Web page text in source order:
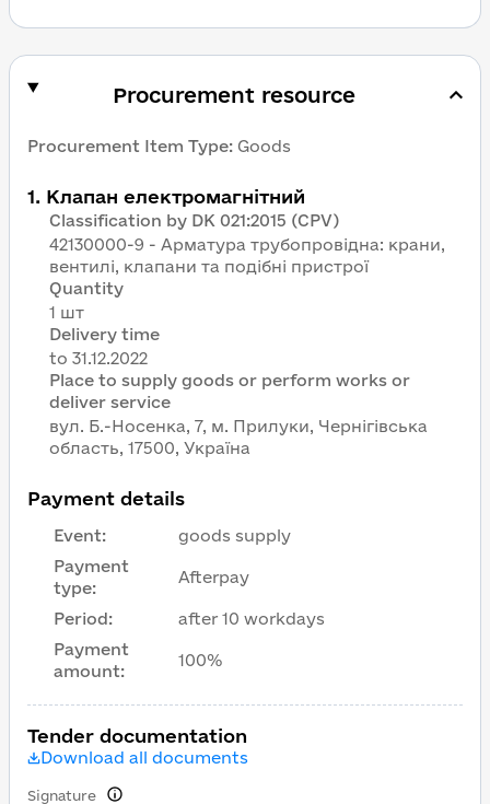
Procurement resource
Procurement Item Type: Goods
1. Клапан електромагнітний
Classification by DK 021:2015 (CPV)
42130000-9 - Арматура трубопровідна: крани,
вентилі, клапани та подібні пристрої
Quantity
1 шт
Delivery time
Place to supply goods or perform works or
deliver service
вул. Б.-Носенка, 7, м. Прилуки, Чернігівська
область, 17500, Україна
Payment details
Event:
goods supply
Payment
type:
Afterpay
Period:
after 10 workdays
Payment
amount:
100%
Tender documentation
Download all documents
Signature